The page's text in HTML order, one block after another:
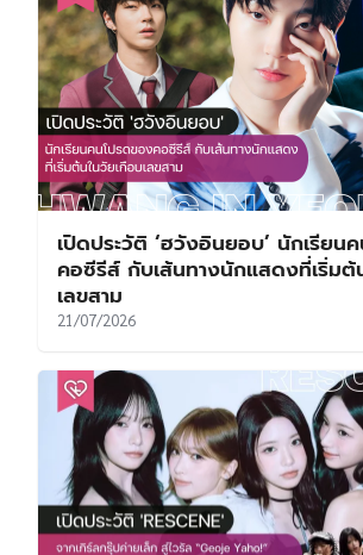
เปิดประวัติ ‘ฮวังอินยอบ’ นักเรียน
คอซีรีส์ กับเส้นทางนักแสดงที่เริ่มต้
เลขสาม
21/07/2026